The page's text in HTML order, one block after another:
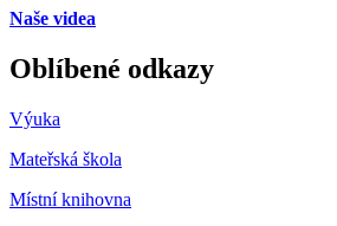
Naše videa
Oblíbené odkazy
Výuka
Mateřská škola
Místní knihovna